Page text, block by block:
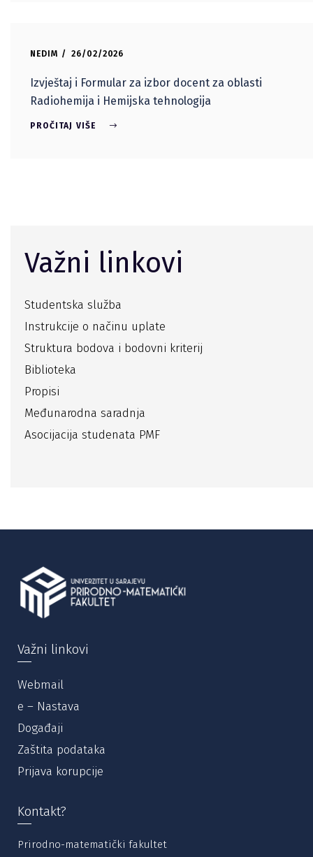
NEDIM 26/02/2026
Izvještaj i Formular za izbor docent za oblasti
Radiohemija i Hemijska tehnologija
PROČITAJ VIŠE
Važni linkovi
Studentska služba
Instrukcije o načinu uplate
Struktura bodova i bodovni kriterij
Biblioteka
Propisi
Međunarodna saradnja
Asocijacija studenata PMF
Važni linkovi
Webmail
e – Nastava
Događaji
Zaštita podataka
Prijava korupcije
Kontakt?
Prirodno-matematički fakultet